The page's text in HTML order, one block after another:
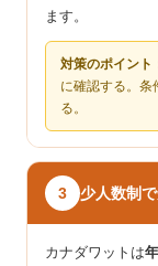
ます。
対策のポイント
に確認する。条
る。
3 少人数制
カナダワットは